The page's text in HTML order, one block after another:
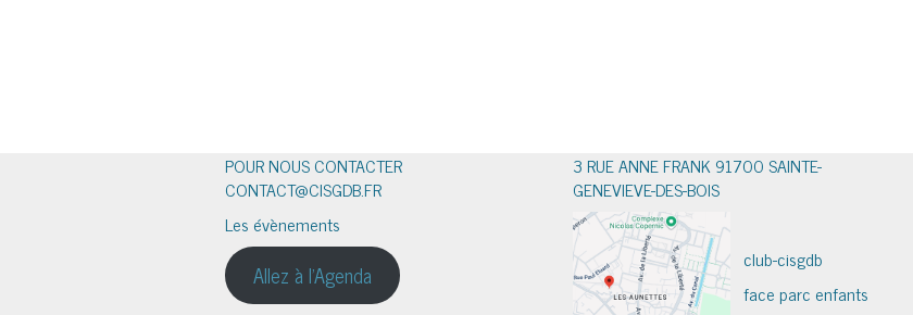
POUR NOUS CONTACTER
CONTACT@CISGDB.FR
Les évènements
Allez à l'Agenda
3 RUE ANNE FRANK 91700 SAINTE-
GENEVIEVE-DES-BOIS
club-cisgdb
face parc enfants